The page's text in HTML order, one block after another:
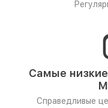
Самые
Справедливые